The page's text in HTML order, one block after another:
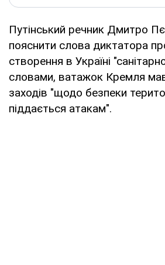
Путінський речник Дмитро
пояснити слова диктатора
створення в Україні
словами, ватажок Кремля
заходів "щодо безпеки
піддається атакам".